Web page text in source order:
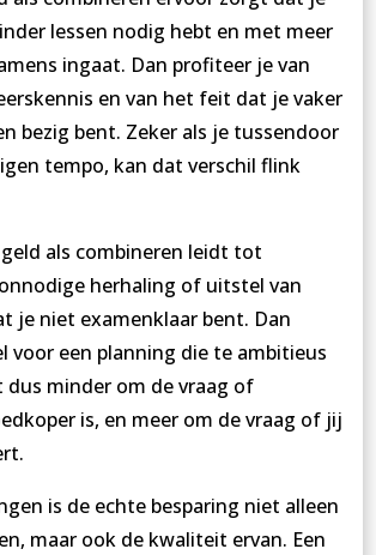
lessen nodig hebt en met meer
ingaat. Dan profiteer je van
en van het feit dat je vaker
bezig bent. Zeker als je tussendoor
tempo, kan dat verschil flink
als combineren leidt tot
herhaling of uitstel van
je niet examenklaar bent. Dan
voor een planning die te ambitieus
dus minder om de vraag of
is, en meer om de vraag of jij
is de echte besparing niet alleen
maar ook de kwaliteit ervan. Een